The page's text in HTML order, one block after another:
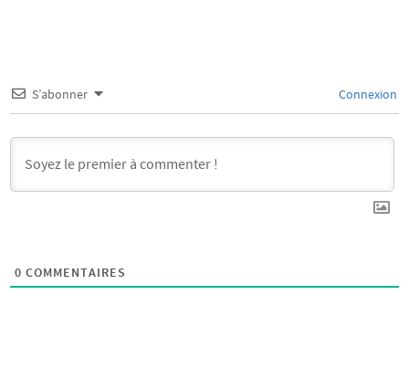
S’abonner Connexion
0 COMMENTAIRES